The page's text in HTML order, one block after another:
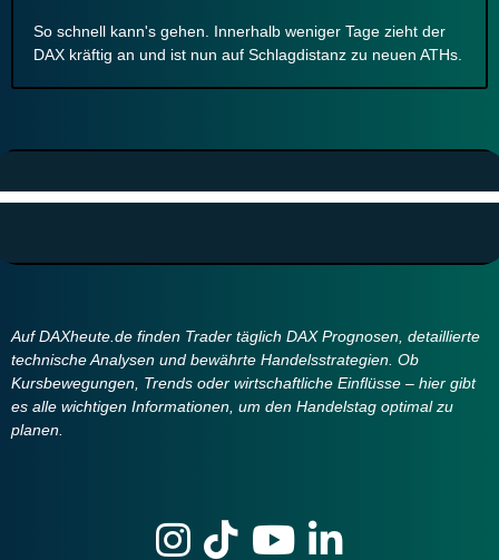
So schnell kann's gehen. Innerhalb weniger Tage zieht der
DAX kräftig an und ist nun auf Schlagdistanz zu neuen ATHs.
Auf DAXheute.de finden Trader täglich DAX Prognosen, detaillierte
technische Analysen und bewährte Handelsstrategien. Ob
Kursbewegungen, Trends oder wirtschaftliche Einflüsse – hier gibt
es alle wichtigen Informationen, um den Handelstag optimal zu
planen.